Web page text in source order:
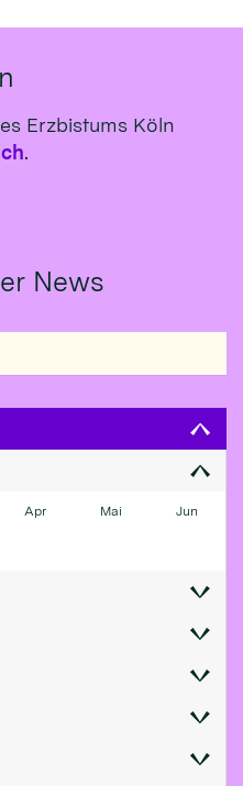
Erzbistums Köln
.
News
Apr Mai Jun